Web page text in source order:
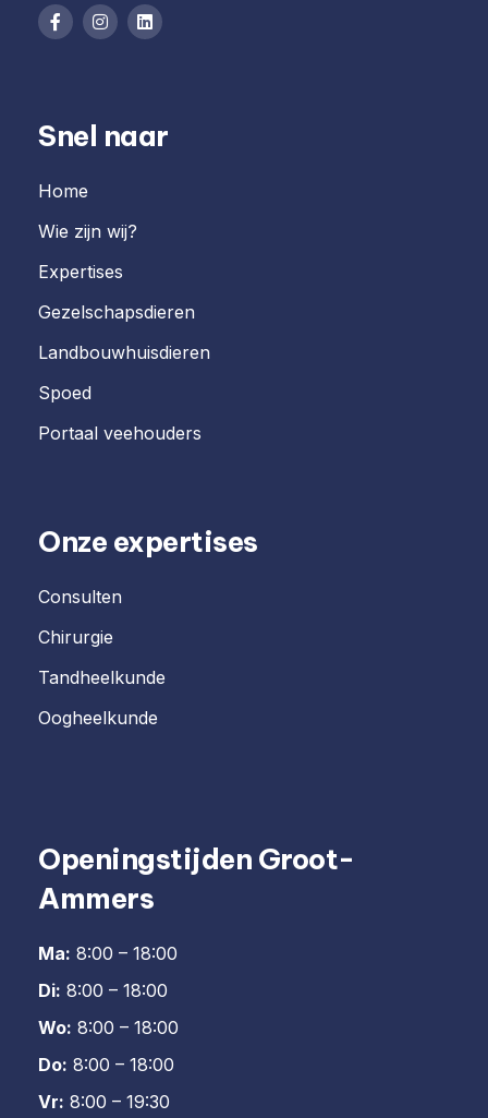
Snel naar
Home
Wie zijn wij?
Expertises
Gezelschapsdieren
Landbouwhuisdieren
Spoed
Portaal veehouders
Onze expertises
Consulten
Chirurgie
Tandheelkunde
Oogheelkunde
Openingstijden Groot-
Ammers
Ma: 8:00 – 18:00
Di: 8:00 – 18:00
Wo: 8:00 – 18:00
Do: 8:00 – 18:00
Vr: 8:00 – 19:30